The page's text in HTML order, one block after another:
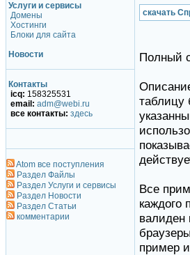
Услуги и сервисы
Домены
Хостинги
Блоки для сайта
Новости
Контакты
icq: 158325531
email: adm@webi.ru
все контакты: здесь
Atom все поступления
Раздел Файлы
Раздел Услуги и сервисы
Раздел Новости
Раздел Статьи
комментарии
скачать
Полный
таблицу
Все
каждого
валиден
пример